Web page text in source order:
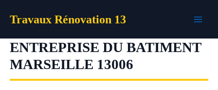
Travaux Rénovation 13
ENTREPRISE DU BATIMENT
MARSEILLE 13006